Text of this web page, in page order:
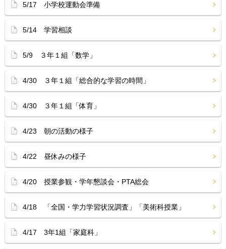
5/17 小学校運動会準備
5/14 学習相談
5/9 ３年１組「数学」
4/30 ３年１組「総合的な学習の時間」
4/30 ３年１組「体育」
4/23 朝の活動の様子
4/22 昼休みの様子
4/20 授業参観・学年懇談会・PTA総会
4/18 「全国・学力学習状況調査」「美術科授業」
4/17 3年1組「家庭科」